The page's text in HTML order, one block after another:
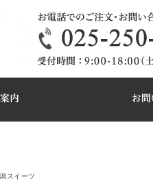
スイーツ